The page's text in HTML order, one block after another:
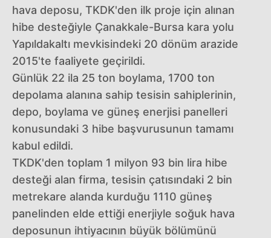
hava deposu, TKDK'den ilk proje için alınan
hibe desteğiyle Çanakkale-Bursa kara yolu
Yapıldakaltı mevkisindeki 20 dönüm arazide
2015'te faaliyete geçirildi.
Günlük 22 ila 25 ton boylama, 1700 ton
depolama alanına sahip tesisin sahiplerinin,
depo, boylama ve güneş enerjisi panelleri
konusundaki 3 hibe başvurusunun tamamı
kabul edildi.
TKDK'den toplam 1 milyon 93 bin lira hibe
desteği alan firma, tesisin çatısındaki 2 bin
metrekare alanda kurduğu 1110 güneş
panelinden elde ettiği enerjiyle soğuk hava
deposunun ihtiyacının büyük bölümünü